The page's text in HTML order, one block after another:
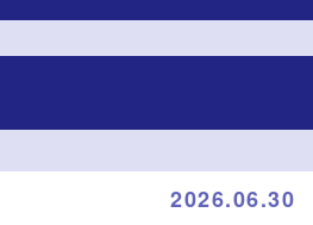
2026.06.30